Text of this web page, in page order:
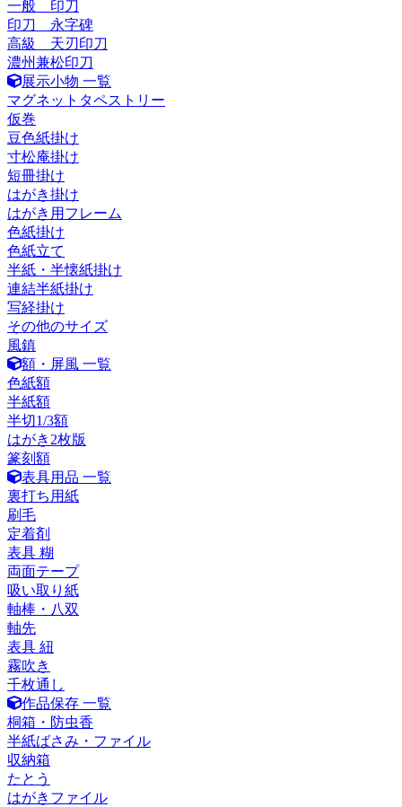
一般 印刀
印刀 永字碑
高級 天刃印刀
濃州兼松印刀
展示小物 一覧
マグネットタペストリー
仮巻
豆色紙掛け
寸松庵掛け
短冊掛け
はがき掛け
はがき用フレーム
色紙掛け
色紙立て
半紙・半懐紙掛け
連結半紙掛け
写経掛け
その他のサイズ
風鎮
額・屏風 一覧
色紙額
半紙額
半切1/3額
はがき2枚版
篆刻額
表具用品 一覧
裏打ち用紙
刷毛
定着剤
表具 糊
両面テープ
吸い取り紙
軸棒・八双
軸先
表具 紐
霧吹き
千枚通し
作品保存 一覧
桐箱・防虫香
半紙ばさみ・ファイル
収納箱
たとう
はがきファイル